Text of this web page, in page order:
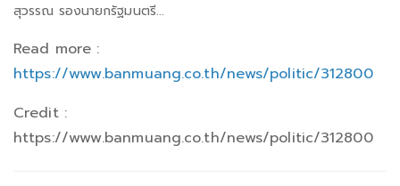
สุวรรณ รองนายกรัฐมนตรี...
Read more :
https://www.banmuang.co.th/news/politic/312800
Credit :
https://www.banmuang.co.th/news/politic/312800